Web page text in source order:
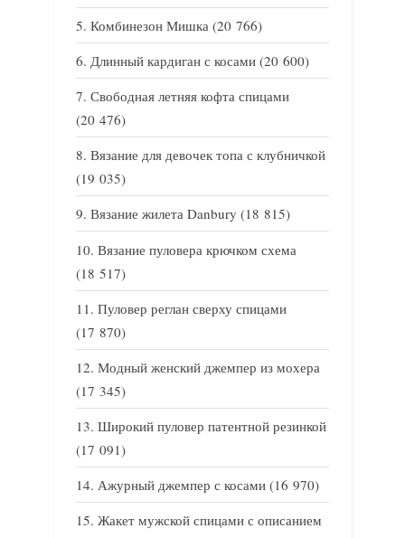
Комбинезон Мишка (20 766)
Длинный кардиган с косами (20 600)
Свободная летняя кофта спицами
(20 476)
Вязание для девочек топа с клубничкой
(19 035)
Вязание жилета Danbury (18 815)
Вязание пуловера крючком схема
(18 517)
Пуловер реглан сверху спицами
(17 870)
Модный женский джемпер из мохера
(17 345)
Широкий пуловер патентной резинкой
(17 091)
Ажурный джемпер с косами (16 970)
Жакет мужской спицами с описанием